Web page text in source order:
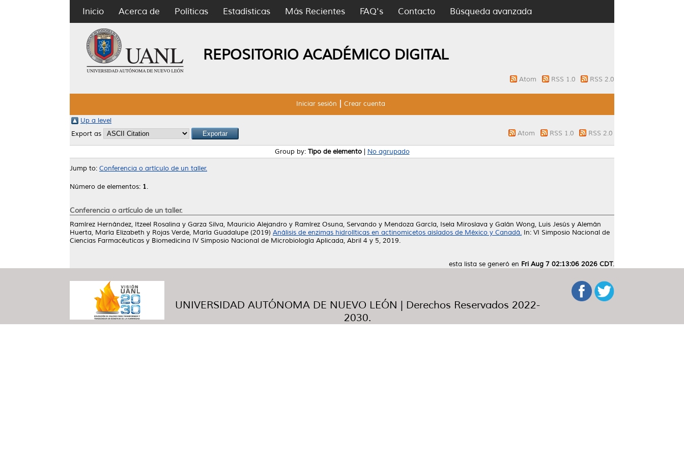
Inicio Acerca de Políticas Estadísticas Más Recientes FAQ's Contacto Búsqueda avanzada
REPOSITORIO ACADÉMICO DIGITAL
Atom RSS 1.0 RSS 2.0
Iniciar sesión Crear cuenta
Up a level
Export as
Atom RSS 1.0 RSS 2.0
Group by: Tipo de elemento| No agrupado
Jump to: Conferencia o artículo de un taller.
Número de elementos: 1.
Conferencia o artículo de un taller.
Ramírez Hernández, Itzeel Rosalina y Garza Silva, Mauricio Alejandro y Ramírez Osuna, Servando y Mendoza García, Isela Miroslava y Galán Wong, Luis Jesús y Alemán
Huerta, María Elizabeth y Rojas Verde, María Guadalupe (2019) Análisis de enzimas hidrolíticas en actinomicetos aislados de México y Canadá. In: VI Simposio Nacional de
Ciencias Farmacéuticas y Biomedicina IV Simposio Nacional de Microbiología Aplicada, Abril 4 y 5, 2019.
esta lista se generó en Fri Aug 7 02:13:06 2026 CDT.
UNIVERSIDAD AUTÓNOMA DE NUEVO LEÓN | Derechos Reservados 2022-
2030.